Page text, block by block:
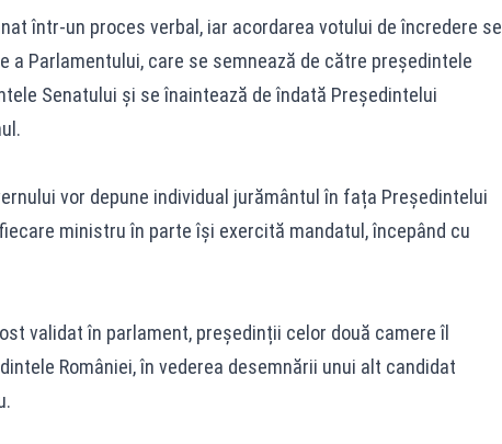
într-un proces verbal, iar acordarea votului de încredere se
a Parlamentului, care se semnează de către președintele
Senatului și se înaintează de îndată Președintelui
vor depune individual jurământul în fața Președintelui
ministru în parte își exercită mandatul, începând cu
validat în parlament, președinții celor două camere îl
României, în vederea desemnării unui alt candidat